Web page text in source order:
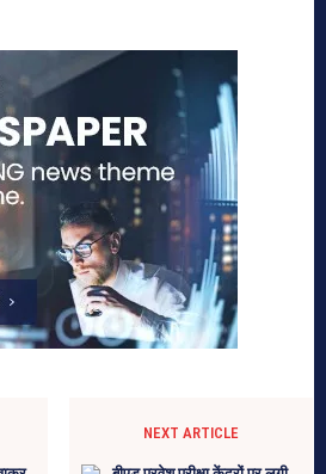
NEXT ARTICLE